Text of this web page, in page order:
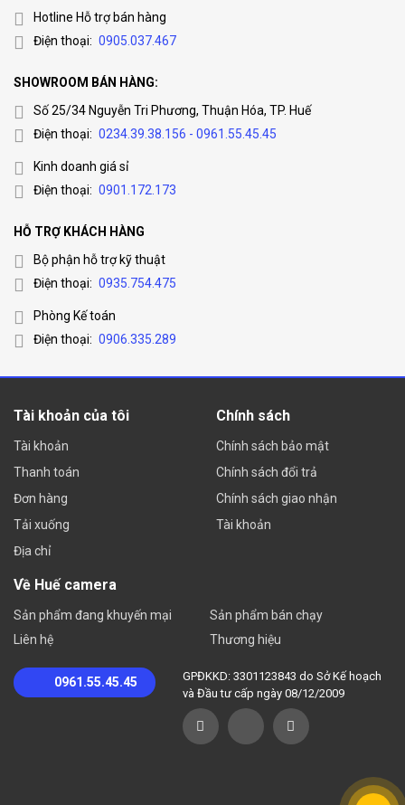
Hotline Hỗ trợ bán hàng
Điện thoại: 0905.037.467
SHOWROOM BÁN HÀNG:
Số 25/34 Nguyễn Tri Phương, Thuận Hóa, TP. Huế
Điện thoại: 0234.39.38.156 - 0961.55.45.45
Kinh doanh giá sỉ
Điện thoại: 0901.172.173
HỖ TRỢ KHÁCH HÀNG
Bộ phận hỗ trợ kỹ thuật
Điện thoại: 0935.754.475
Phòng Kế toán
Điện thoại: 0906.335.289
Tài khoản của tôi
Tài khoản
Thanh toán
Đơn hàng
Tải xuống
Địa chỉ
Chính sách
Chính sách bảo mật
Chính sách đổi trả
Chính sách giao nhận
Tài khoản
Về Huế camera
Sản phẩm đang khuyến mại
Liên hệ
Sản phẩm bán chạy
Thương hiệu
0961.55.45.45
GPĐKKD: 3301123843 do Sở Kế hoạch
và Đầu tư cấp ngày 08/12/2009